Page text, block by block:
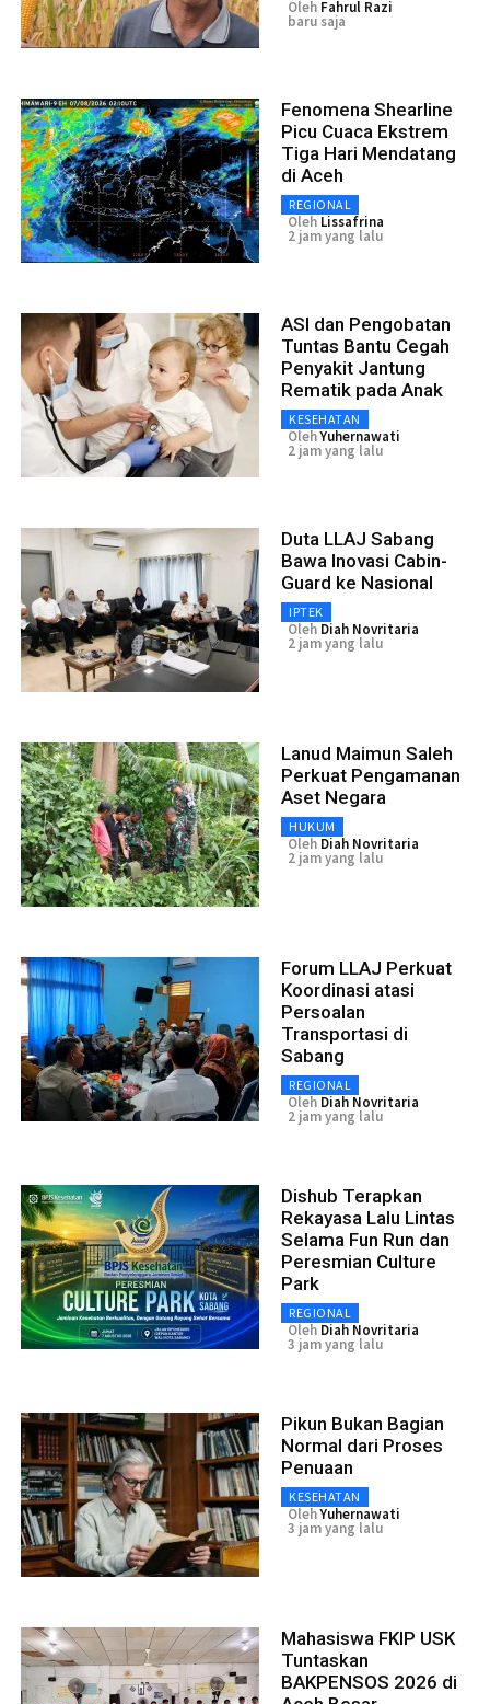
Oleh Fahrul Razi
baru saja
Fenomena Shearline
Picu Cuaca Ekstrem
Tiga Hari Mendatang
di Aceh
REGIONAL
Oleh Lissafrina
2 jam yang lalu
ASI dan Pengobatan
Tuntas Bantu Cegah
Penyakit Jantung
Rematik pada Anak
KESEHATAN
OlehYuhernawati
2 jam yang lalu
Duta LLAJ Sabang
Bawa Inovasi Cabin-
Guard ke Nasional
IPTEK
Oleh Diah Novritaria
2 jam yang lalu
Lanud Maimun Saleh
Perkuat Pengamanan
Aset Negara
HUKUM
Oleh Diah Novritaria
2 jam yang lalu
Forum LLAJ Perkuat
Koordinasi atasi
Persoalan
Transportasi di
Sabang
REGIONAL
Oleh Diah Novritaria
2 jam yang lalu
Dishub Terapkan
Rekayasa Lalu Lintas
Selama Fun Run dan
Peresmian Culture
Park
REGIONAL
Oleh Diah Novritaria
3 jam yang lalu
Pikun Bukan Bagian
Normal dari Proses
Penuaan
KESEHATAN
OlehYuhernawati
3 jam yang lalu
Mahasiswa FKIP USK
Tuntaskan
BAKPENSOS 2026 di